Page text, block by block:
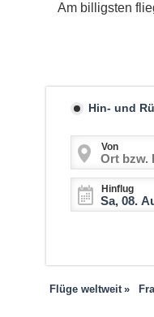
Am billigsten
Hin- und
Von
Hinflug
Flüge weltweit